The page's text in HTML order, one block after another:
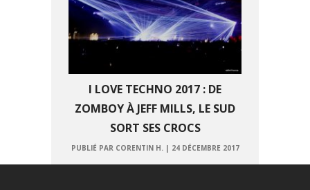
I LOVE TECHNO 2017 : DE
ZOMBOY À JEFF MILLS, LE SUD
SORT SES CROCS
PUBLIÉ PAR CORENTIN H.| 24 DÉCEMBRE 2017